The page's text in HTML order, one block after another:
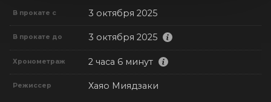
В прокате с 3 октября 2025
В прокате до 3 октября 2025
Хронометраж 2 часа 6 минут
Режиссер Хаяо Миядзаки